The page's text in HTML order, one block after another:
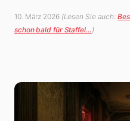
10. März 2026 (Lesen Sie auch:
schon bald für Staffel…)